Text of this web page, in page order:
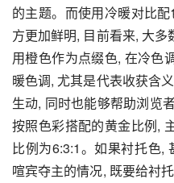
的主题。而使用冷暖对比
方更加鲜明, 目前看来, 大
用橙色作为点缀色, 在冷色
暖色调, 尤其是代表收获含
生动, 同时也能够帮助浏览
按照色彩搭配的黄金比例,
比例为6:3:1。如果衬托色,
喧宾夺主的情况, 既要给衬